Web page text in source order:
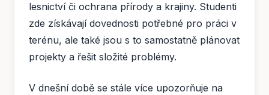
lesnictví či ochrana přírody a krajiny. Studenti
zde získávají dovednosti potřebné pro práci v
terénu, ale také jsou s to samostatně plánovat
projekty a řešit složité problémy.
V dnešní době se stále více upozorňuje na